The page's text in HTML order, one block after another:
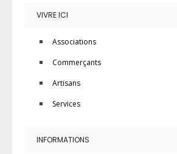
VIVRE ICI
Associations
Commerçants
Artisans
Services
INFORMATIONS